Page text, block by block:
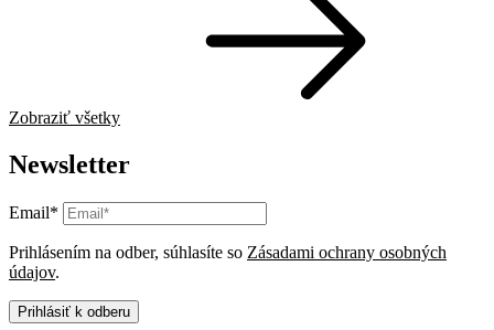
Zobraziť všetky
Newsletter
Email*
Prihlásením na odber, súhlasíte so Zásadami ochrany osobných
údajov.
Prihlásiť k odberu